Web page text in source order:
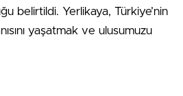
belirtildi. Yerlikaya, Türkiye’nin
yaşatmak ve ulusumuzu